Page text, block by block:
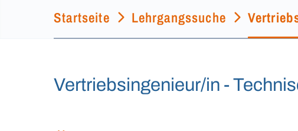
Startseite Lehrgangssuche
Vertriebsingenieur/in -